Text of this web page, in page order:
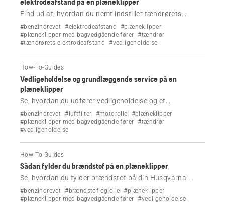
Find ud af, hvordan du nemt indstiller tændrørets
elektrodeafstand i din Husqvarna-plæneklipper.
#benzindrevet #elektrodeafstand
#plæneklipper
#plæneklipper med bagvedgående fører
#tændrør
#tændrørets elektrodeafstand
#vedligeholdelse
How-To-Guides
Vedligeholdelse og grundlæggende service på en
plæneklipper
Se, hvordan du udfører vedligeholdelse og et
grundlæggende eftersyn på din plæneklipper.
#benzindrevet #luftfilter #motorolie
#plæneklipper
#plæneklipper med bagvedgående fører
#tændrør
#vedligeholdelse
How-To-Guides
Sådan fylder du brændstof på en plæneklipper
Se, hvordan du fylder brændstof på din Husqvarna-
plæneklipper.
#benzindrevet #brændstof og olie
#plæneklipper
#plæneklipper med bagvedgående fører
#vedligeholdelse